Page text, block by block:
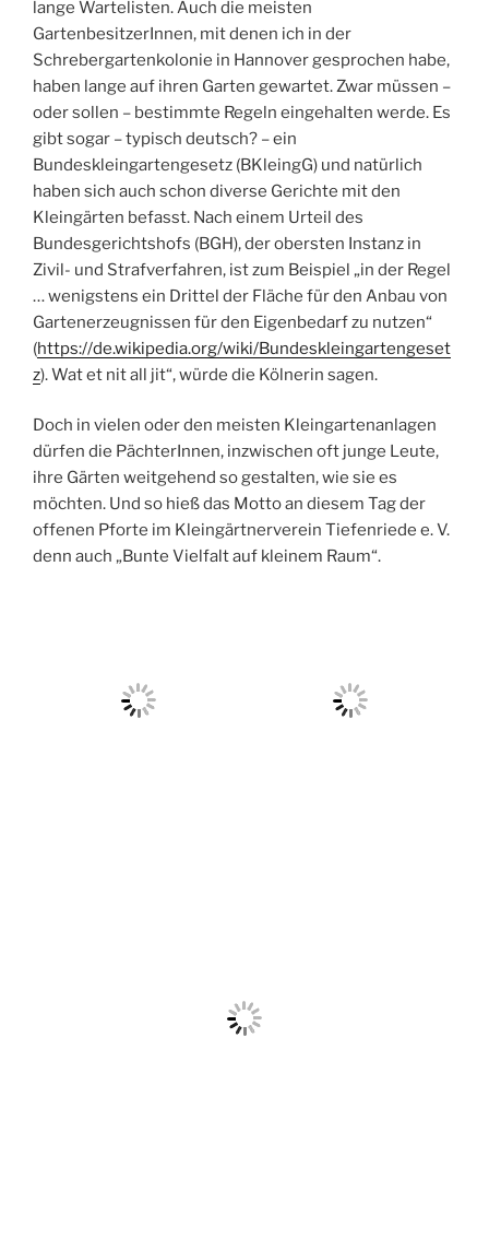
lange Wartelisten. Auch die meisten
GartenbesitzerInnen, mit denen ich in der
Schrebergartenkolonie in Hannover gesprochen habe,
haben lange auf ihren Garten gewartet. Zwar müssen –
oder sollen – bestimmte Regeln eingehalten werde. Es
gibt sogar – typisch deutsch? – ein
Bundeskleingartengesetz (BKleingG) und natürlich
haben sich auch schon diverse Gerichte mit den
Kleingärten befasst. Nach einem Urteil des
Bundesgerichtshofs (BGH), der obersten Instanz in
Zivil- und Strafverfahren, ist zum Beispiel „in der Regel
… wenigstens ein Drittel der Fläche für den Anbau von
Gartenerzeugnissen für den Eigenbedarf zu nutzen“
(https://de.wikipedia.org/wiki/Bundeskleingartengeset
z). Wat et nit all jit“, würde die Kölnerin sagen.
Doch in vielen oder den meisten Kleingartenanlagen
dürfen die PächterInnen, inzwischen oft junge Leute,
ihre Gärten weitgehend so gestalten, wie sie es
möchten. Und so hieß das Motto an diesem Tag der
offenen Pforte im Kleingärtnerverein Tiefenriede e. V.
denn auch „Bunte Vielfalt auf kleinem Raum“.